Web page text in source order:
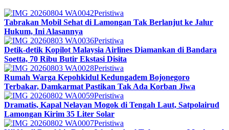
Peristiwa
Tabrakan Mobil Sehat di Lamongan Tak Berlanjut ke Jalur
Hukum, Ini Alasannya
Peristiwa
Detik-detik Kopilot Malaysia Airlines Diamankan di Bandara
Soetta, 70 Ribu Butir Ekstasi Disita
Peristiwa
Rumah Warga Kepohkidul Kedungadem Bojonegoro
Terbakar, Damkarmat Pastikan Tak Ada Korban Jiwa
Peristiwa
Dramatis, Kapal Nelayan Mogok di Tengah Laut, Satpolairud
Lamongan Kirim 35 Liter Solar
Peristiwa